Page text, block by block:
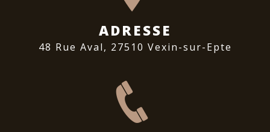
ADRESSE
48 Rue Aval, 27510 Vexin-sur-Epte